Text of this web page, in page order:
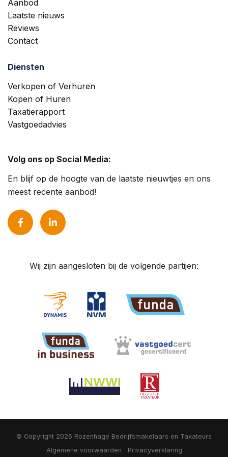
Aanbod
Laatste nieuws
Reviews
Contact
Diensten
Verkopen of Verhuren
Kopen of Huren
Taxatierapport
Vastgoedadvies
Volg ons op Social Media:
En blijf op de hoogte van de laatste nieuwtjes en ons
meest recente aanbod!
Wij zijn aangesloten bij de volgende partijen:
© Copyright 2026 Rozenhage Bedrijfsmakelaars en Taxateurs
Algemene voorwaarden
Privacyverklaring